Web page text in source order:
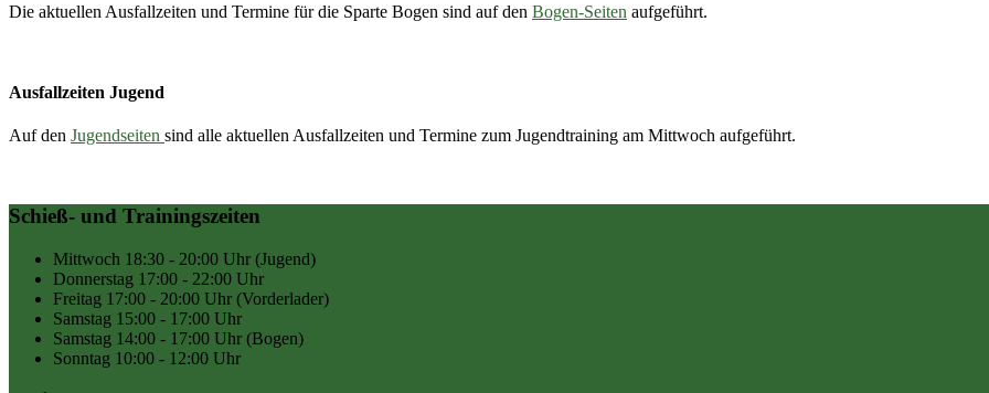
Die aktuellen Ausfallzeiten und Termine für die Sparte Bogen sind auf den Bogen-Seiten aufgeführt.
Ausfallzeiten Jugend
Auf den Jugendseiten sind alle aktuellen Ausfallzeiten und Termine zum Jugendtraining am Mittwoch aufgeführt.
Schieß- und Trainingszeiten
Mittwoch 18:30 - 20:00 Uhr (Jugend)
Donnerstag 17:00 - 22:00 Uhr
Freitag 17:00 - 20:00 Uhr (Vorderlader)
Samstag 15:00 - 17:00 Uhr
Samstag 14:00 - 17:00 Uhr (Bogen)
Sonntag 10:00 - 12:00 Uhr